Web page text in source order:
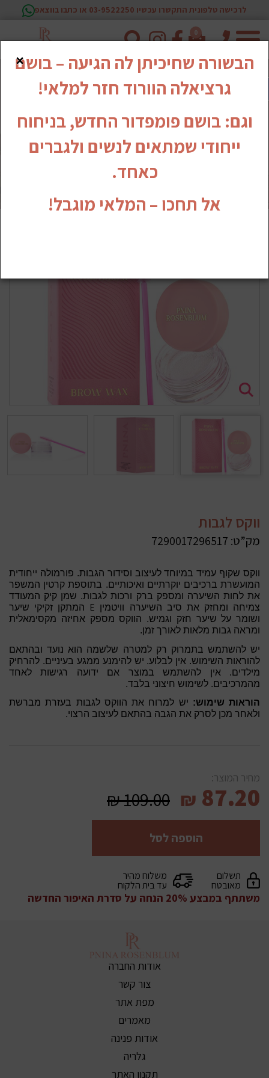
לרכישה טלפונית התקשרו עכשיו 03-9522250 או כתבו בווצאפ
טלפון
0
ווקס לגבות
מק”ט: 7290017296517
ווקס שקוף עמיד במיוחד לעיצוב וסידור הגבות. פורמולה ייחודית
המועשרת ברכיבים יוקרתיים ואיכותיים. בתוספת קרטין המשפר
את לחות השיערה ומספק ברק ורכות לגבות. שמן קיק המעודד
צמיחה ומחזק את סיב השיערה וויטמין E המתקן זקיקי שיער
ושומר על שיער חזק וגמיש. הווקס מספק אחיזה מקסימאלית
ומראה גבות מלאות לאורך זמן.
יש להשתמש בתמרוק רק למטרה שלשמה הוא נועד ובהתאם
להוראות השימוש. אין לבלוע. יש להימנע ממגע בעיניים. להרחיק
מילדים. אין להשתמש במוצר אם ידועה רגישות לאחד
מהמרכיבים. לשימוש חיצוני בלבד.
הוראות שימוש: יש למרוח את הווקס לגבות בעזרת מברשת
ולאחר מכן לסרק את הגבה בהתאם לעיצוב הרצוי.
מחיר המוצר:
87.20
₪
109.00
₪
הוספה לסל
תשלום
מאובטח
משלוח מהיר
עד בית הלקוח
משתתף במבצע 20% הנחה על סדרת האיפור החדשה
אודות החברה
צור קשר
מפת אתר
מאמרים
אודות פנינה
גלריה
תקנון האתר
×
הבשורה שחיכיתן לה הגיעה – בושם
גרציאלה הוורוד חזר למלאי!
וגם: בושם פומפדור החדש, בניחוח
ייחודי שמתאים לנשים ולגברים
כאחד.
אל תחכו – המלאי מוגבל!